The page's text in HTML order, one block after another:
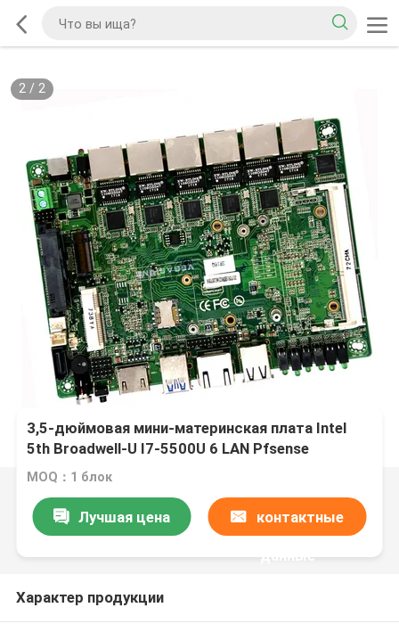
2/ 2
3,5-дюймовая мини-материнская плата Intel
5th Broadwell-U I7-5500U 6 LAN Pfsense
маршрутизатор поддерживает AES-NI
MOQ：1 блок
Лучшая цена контактные
данные
Характер продукции